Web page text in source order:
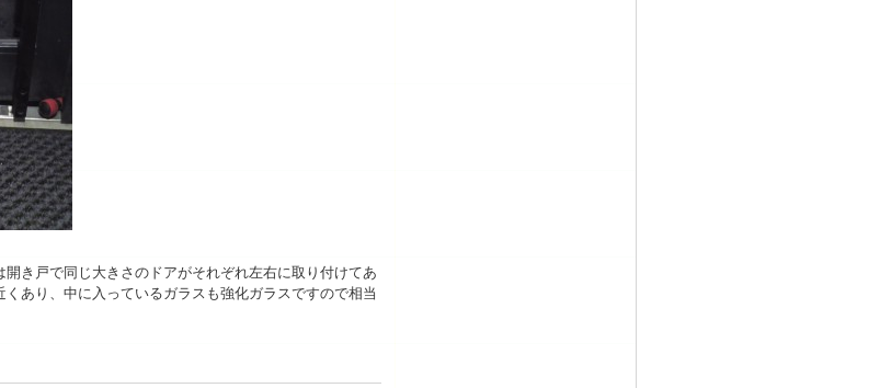
開き戸で同じ大きさのドアがそれぞれ左右に取り付けてあ
あり、中に入っているガラスも強化ガラスですので相当